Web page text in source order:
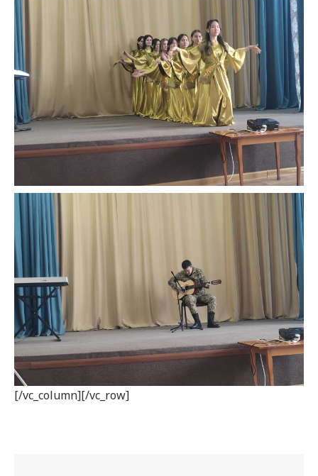
[/vc_column][/vc_row]